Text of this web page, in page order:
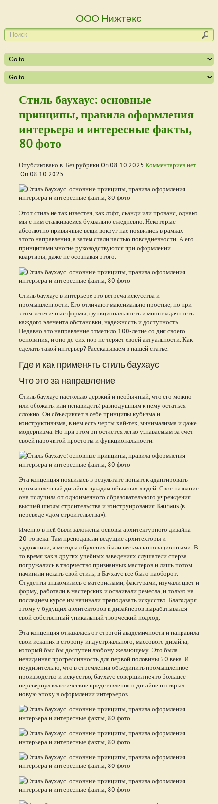
ООО Нижтекс
Стиль баухаус: основные
принципы, правила оформления
интерьера и интересные факты,
80 фото
Опубликовано в Без рубрики On08.10.2025 Комментариев нет
On08.10.2025
Этот стиль не так известен, как лофт, сканди или прованс, однако
мы с ним сталкиваемся буквально ежедневно. Некоторые
абсолютно привычные вещи вокруг нас появились в рамках
этого направления, а затем стали частью повседневности. А его
принципами многие руководствуются при оформлении
квартиры, даже не осознавая этого.
Стиль баухаус в интерьере это встреча искусства и
промышленности. Его отличают максимально простые, но при
этом эстетичные формы, функциональность и многозадачность
каждого элемента обстановки, надежность и доступность.
Недавно это направление отметило 100-летие со дня своего
основания, и оно до сих пор не теряет своей актуальности. Как
сделать такой интерьер? Рассказываем в нашей статье.
Где и как применять стиль баухаус
Что это за направление
Стиль баухаус настолько дерзкий и необычный, что его можно
или обожать, или ненавидеть: равнодушным к нему остаться
сложно. Он объединяет в себе принципы кубизма и
конструктивизма, в нем есть черты хай-тек, минимализма и даже
модернизма. Но при этом он остается легко узнаваемым за счет
своей нарочитой простоты и функциональности.
Эта концепция появилась в результате попыток адаптировать
промышленный дизайн к нуждам обычных людей. Свое название
она получила от одноименного образовательного учреждения
высшей школы строительства и конструирования Bauhaus (в
переводе «дом строительства»).
Именно в ней были заложены основы архитектурного дизайна
20-го века. Там преподавали ведущие архитекторы и
художники, а методы обучения были весьма инновационными. В
то время как в других учебных заведениях слушатели сперва
погружались в творчество признанных мастеров и лишь потом
начинали искать свой стиль, в Баухаус все было наоборот.
Студенты знакомились с материалами, фактурами, изучали цвет и
форму, работали в мастерских и осваивали ремесла, и только на
последнем курсе им начинали преподавать искусство. Благодаря
этому у будущих архитекторов и дизайнеров вырабатывался
свой собственный уникальный творческий подход.
Эта концепция отказалась от строгой академичности и направила
свои искания в сторону индустриального, массового дизайна,
который был бы доступен любому желающему. Это была
невиданная прогрессивность для первой половины 20 века. И
неудивительно, что в стремлении объединить промышленное
производство и искусство, баухаус совершил нечто большее
перевернул классические представления о дизайне и открыл
новую эпоху в оформлении интерьеров.